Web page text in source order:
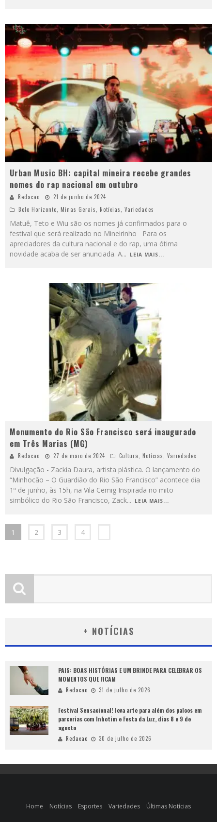
Urban Music BH: capital mineira recebe grandes
nomes do rap nacional em outubro
Redacao
21 de junho de 2024
Belo Horizonte Minas Gerais Notícias Variedades
Matuê, Teto e Wiu são os nomes já confirmados para o
festival que será realizado no Mineirinho Para os
apreciadores da cultura nacional e do rap, uma ótima
novidade acaba de ser anunciada. A... LEIA MAIS...
Monumento do Rio São Francisco será inaugurado
em Três Marias (MG)
Redacao 27 de maio de 2024 Cultura, Notícias, Variedades
Divulgação - Zackia Daura, artista plástica. O lançamento do
“Minhocão – O Guardião do Rio São Francisco” acontece dia
1º de junho, às 15h, na Vila Cemig Inspirada no mito
simbólico do Rio São Francisco, Zack... LEIA MAIS...
1 2 3 4
+ NOTÍCIAS
PAIS: BOAS HISTÓRIAS E UM BRINDE PARA CELEBRAR OS
MOMENTOS QUE FICAM
Redacao 31 de julho de 2026
Festival Sensacional! leva arte para além dos palcos em
parcerias com Inhotim e Festa da Luz, dias 8 e 9 de
agosto
Redacao 30 de julho de 2026
Home Notícias Esportes Variedades Últimas Notícias